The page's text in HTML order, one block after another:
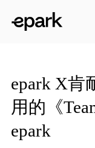
epark X肯
用的《
epark